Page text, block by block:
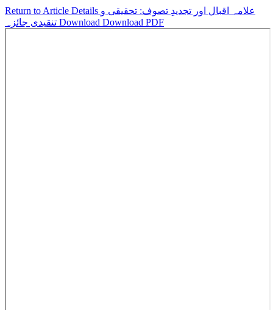
Return to Article Details علامہ اقبال اور تجدیدِ تصوف: تحقیقی و
Download Download PDF